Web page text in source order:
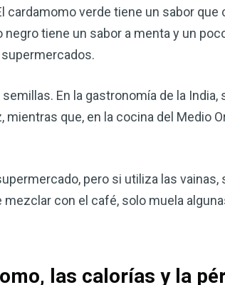
cardamomo verde tiene un sabor
tiene un sabor a menta y un
En la gastronomía de la
que, en la cocina del Medio
pero si utiliza las
con el café, solo muela
las calorías y la
Mejore su salud
vinagre de sidra
mi guía ahora
corazón o controlar su
complemento para su